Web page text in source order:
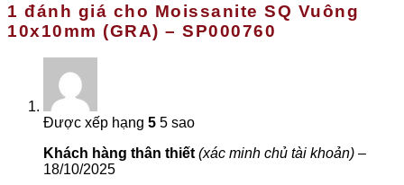
1 đánh giá cho Moissanite SQ Vuông
10x10mm (GRA) – SP000760
Được xếp hạng 5 5 sao
Khách hàng thân thiết (xác minh chủ tài khoản) –
18/10/2025